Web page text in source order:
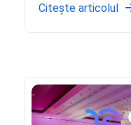
Citește articolul